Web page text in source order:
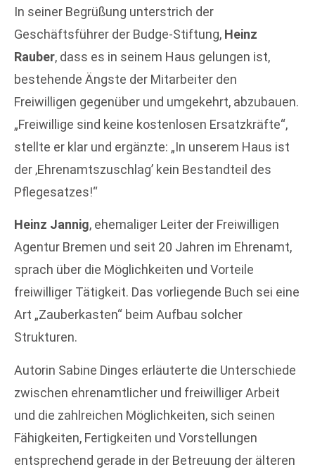
In seiner Begrüßung unterstrich der
Geschäftsführer der Budge-Stiftung, Heinz
Rauber, dass es in seinem Haus gelungen ist,
bestehende Ängste der Mitarbeiter den
Freiwilligen gegenüber und umgekehrt, abzubauen.
„Freiwillige sind keine kostenlosen Ersatzkräfte“,
stellte er klar und ergänzte: „In unserem Haus ist
der ‚Ehrenamtszuschlag’ kein Bestandteil des
Pflegesatzes!“
Heinz Jannig, ehemaliger Leiter der Freiwilligen
Agentur Bremen und seit 20 Jahren im Ehrenamt,
sprach über die Möglichkeiten und Vorteile
freiwilliger Tätigkeit. Das vorliegende Buch sei eine
Art „Zauberkasten“ beim Aufbau solcher
Strukturen.
Autorin Sabine Dinges erläuterte die Unterschiede
zwischen ehrenamtlicher und freiwilliger Arbeit
und die zahlreichen Möglichkeiten, sich seinen
Fähigkeiten, Fertigkeiten und Vorstellungen
entsprechend gerade in der Betreuung der älteren